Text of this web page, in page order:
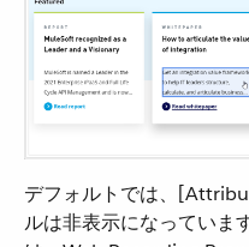
デフォルトでは、
ルは非表示になっていま